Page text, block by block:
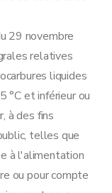
29 novembre
relatives
liquides
°C et inférieur ou
à des fins
telles que
à l'alimentation
ou pour compte